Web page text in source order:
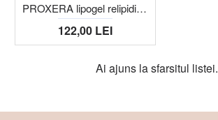
PROXERA lipogel relipidizant - piele uscata si foarte uscata - 50 ml
122,00 LEI
Ai ajuns la sfarsitul listei.